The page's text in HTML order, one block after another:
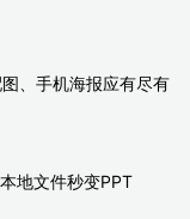
、手机海报应有尽有
地文件秒变PPT